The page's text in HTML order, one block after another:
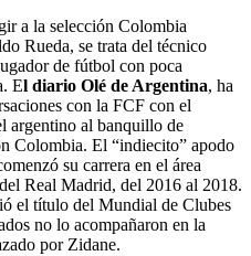
a la selección Colombia
Rueda, se trata del técnico
de fútbol con poca
El diario Olé de Argentina, ha
con la FCF con el
argentino al banquillo de
Colombia. El “indiecito” apodo
su carrera en el área
Real Madrid, del 2016 al 2018.
el título del Mundial de Clubes
no lo acompañaron en la
por Zidane.